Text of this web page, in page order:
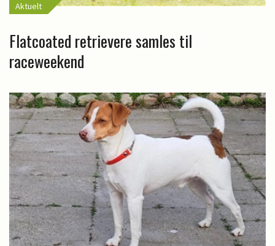
Aktuelt
Flatcoated retrievere samles til
raceweekend